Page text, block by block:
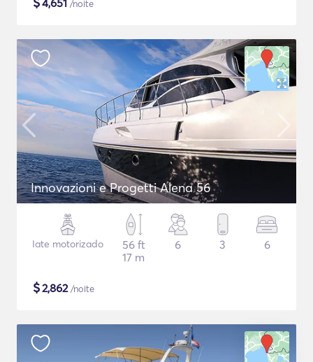
4,651 /noite
Innovazioni e Progetti Alena 56
Iate motorizado
56 ft
17 m
6 3 6
$2,862/noite